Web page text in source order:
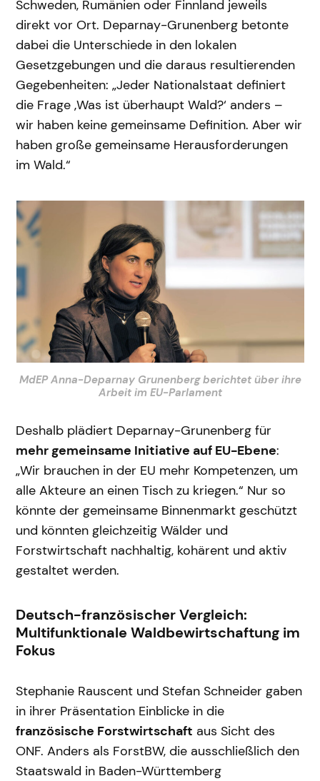
Schweden, Rumänien oder Finnland jeweils
direkt vor Ort. Deparnay-Grunenberg betonte
dabei die Unterschiede in den lokalen
Gesetzgebungen und die daraus resultierenden
Gegebenheiten: „Jeder Nationalstaat definiert
die Frage ‚Was ist überhaupt Wald?‘ anders –
wir haben keine gemeinsame Definition. Aber wir
haben große gemeinsame Herausforderungen
im Wald.“
MdEP Anna-Deparnay Grunenberg berichtet über ihre
Arbeit im EU-Parlament
Deshalb plädiert Deparnay-Grunenberg für
mehr gemeinsame Initiative auf EU-Ebene:
„Wir brauchen in der EU mehr Kompetenzen, um
alle Akteure an einen Tisch zu kriegen.“ Nur so
könnte der gemeinsame Binnenmarkt geschützt
und könnten gleichzeitig Wälder und
Forstwirtschaft nachhaltig, kohärent und aktiv
gestaltet werden.
Deutsch-französischer Vergleich:
Multifunktionale Waldbewirtschaftung im
Fokus
Stephanie Rauscent und Stefan Schneider gaben
in ihrer Präsentation Einblicke in die
französische Forstwirtschaft aus Sicht des
ONF. Anders als ForstBW, die ausschließlich den
Staatswald in Baden-Württemberg